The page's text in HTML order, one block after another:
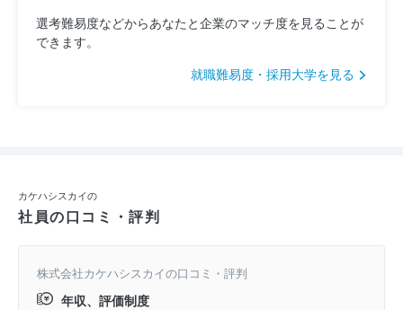
選考難易度などからあなたと企業のマッチ度を見ることが
できます。
就職難易度・採用大学を見る
カケハシスカイの
社員の口コミ・評判
株式会社カケハシスカイの口コミ・評判
年収、評価制度